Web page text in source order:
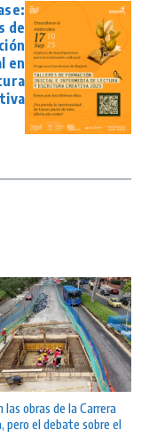
de
en
las obras de la Carrera
pero el debate sobre el